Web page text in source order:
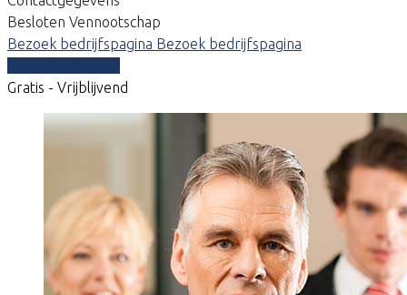
Besloten Vennootschap
Bezoek bedrijfspagina Bezoek bedrijfspagina
Gratis - Vrijblijvend